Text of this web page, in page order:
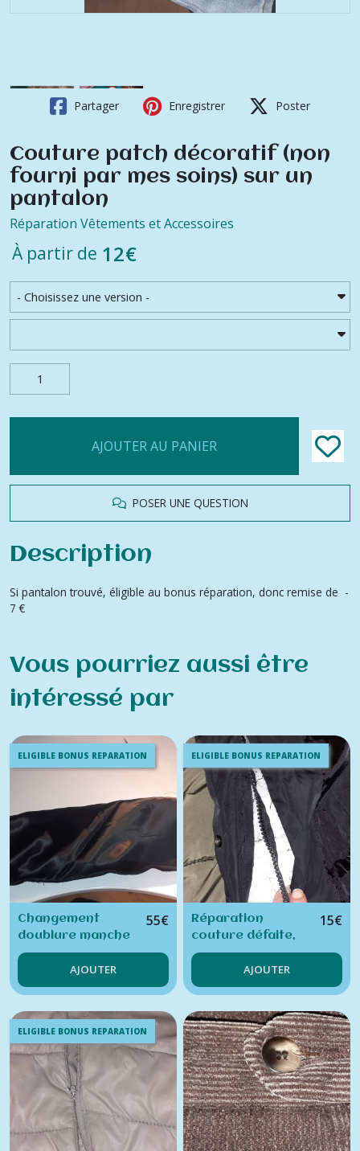
Partager Enregistrer Poster
Couture patch décoratif (non
fourni par mes soins) sur un
pantalon
Réparation Vêtements et Accessoires
À partir de 12€
AJOUTER AU PANIER
POSER UNE QUESTION
Description
Si pantalon trouvé, éligible au bonus réparation, donc remise de -
7 €
Vous pourriez aussi être
intéressé par
ELIGIBLE BONUS REPARATION
Changement
doublure manche
manteau (tarif par
manche)
55€
AJOUTER
ELIGIBLE BONUS REPARATION
Réparation
couture défaite,
maxi 10 cm,
vêtement doublé
15€
AJOUTER
ELIGIBLE BONUS REPARATION